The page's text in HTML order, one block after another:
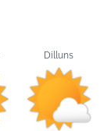
Dilluns